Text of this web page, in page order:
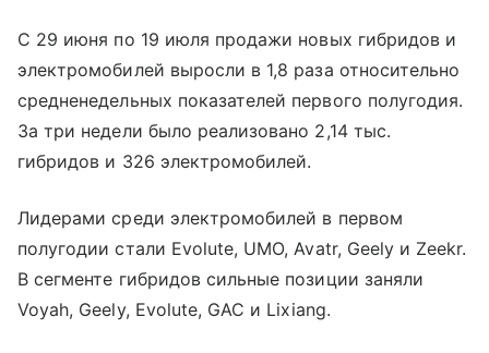
С 29 июня по 19 июля продажи новых гибридов и
электромобилей выросли в 1,8 раза относительно
средненедельных показателей первого полугодия.
За три недели было реализовано 2,14 тыс.
гибридов и 326 электромобилей.
Лидерами среди электромобилей в первом
полугодии стали Evolute, UMO, Avatr, Geely и Zeekr.
В сегменте гибридов сильные позиции заняли
Voyah, Geely, Evolute, GAC и Lixiang.